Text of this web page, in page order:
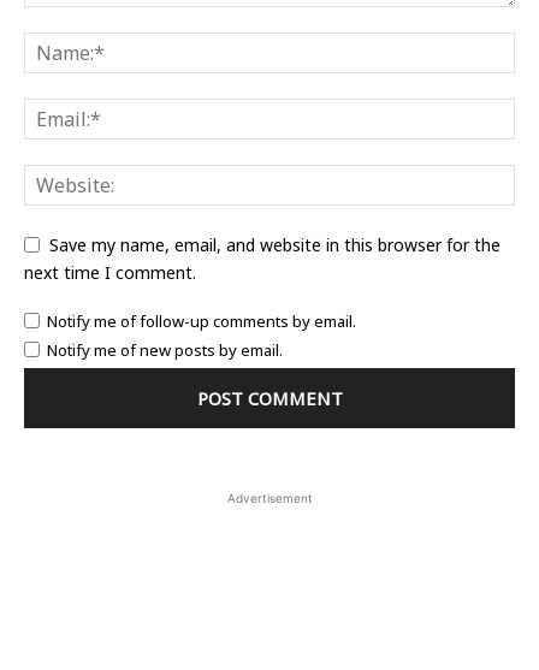
Save my name, email, and website in this browser for the
next time I comment.
Notify me of follow-up comments by email.
Notify me of new posts by email.
Advertisement